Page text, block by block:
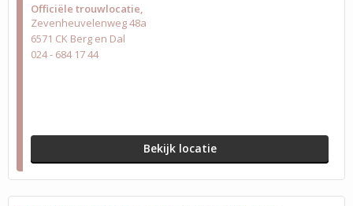
Officiële trouwlocatie
Zevenheuvelenweg 48a
6571 CK Berg en Dal
024 - 684 17 44
Bekijk locatie